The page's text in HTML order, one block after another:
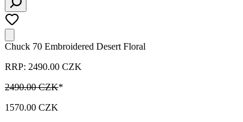
Chuck 70 Embroidered Desert Floral
RRP: 2490.00 CZK
2490.00 CZK*
1570.00 CZK